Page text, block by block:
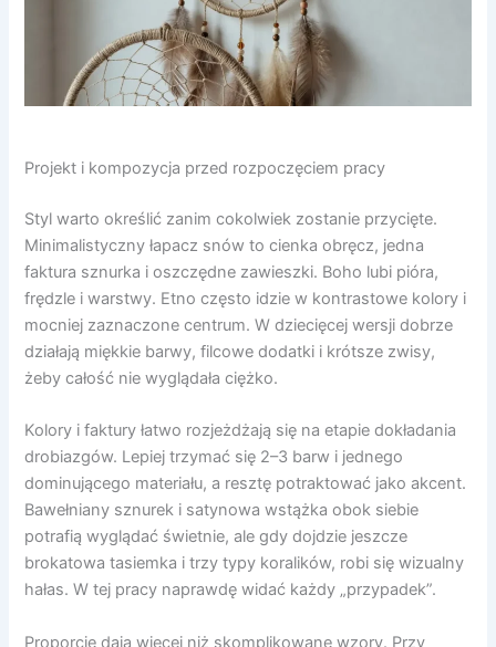
Projekt i kompozycja przed rozpoczęciem pracy
Styl warto określić zanim cokolwiek zostanie przycięte.
Minimalistyczny łapacz snów to cienka obręcz, jedna
faktura sznurka i oszczędne zawieszki. Boho lubi pióra,
frędzle i warstwy. Etno często idzie w kontrastowe kolory i
mocniej zaznaczone centrum. W dziecięcej wersji dobrze
działają miękkie barwy, filcowe dodatki i krótsze zwisy,
żeby całość nie wyglądała ciężko.
Kolory i faktury łatwo rozjeżdżają się na etapie dokładania
drobiazgów. Lepiej trzymać się 2–3 barw i jednego
dominującego materiału, a resztę potraktować jako akcent.
Bawełniany sznurek i satynowa wstążka obok siebie
potrafią wyglądać świetnie, ale gdy dojdzie jeszcze
brokatowa tasiemka i trzy typy koralików, robi się wizualny
hałas. W tej pracy naprawdę widać każdy „przypadek”.
Proporcje dają więcej niż skomplikowane wzory. Przy